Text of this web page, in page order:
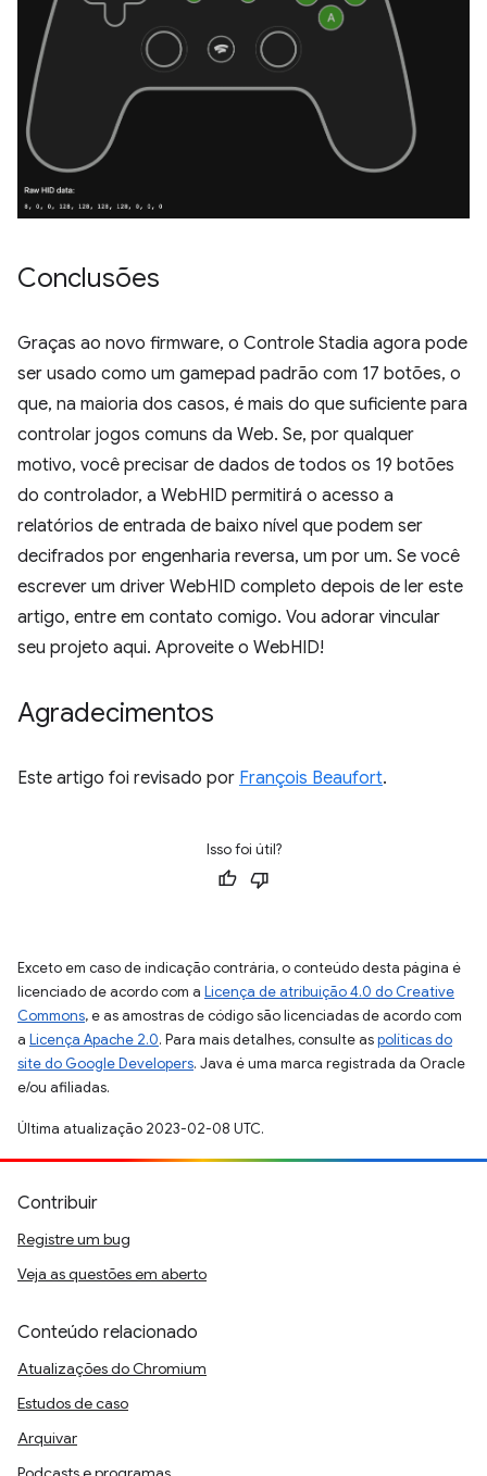
Conclusões
Graças ao novo firmware, o Controle Stadia agora pode
ser usado como um gamepad padrão com 17 botões, o
que, na maioria dos casos, é mais do que suficiente para
controlar jogos comuns da Web. Se, por qualquer
motivo, você precisar de dados de todos os 19 botões
do controlador, a WebHID permitirá o acesso a
relatórios de entrada de baixo nível que podem ser
decifrados por engenharia reversa, um por um. Se você
escrever um driver WebHID completo depois de ler este
artigo, entre em contato comigo. Vou adorar vincular
seu projeto aqui. Aproveite o WebHID!
Agradecimentos
Este artigo foi revisado por François Beaufort.
Isso foi útil?
Exceto em caso de indicação contrária, o conteúdo desta página é
licenciado de acordo com a Licença de atribuição 4.0 do Creative
Commons, e as amostras de código são licenciadas de acordo com
a Licença Apache 2.0. Para mais detalhes, consulte aspolíticas do
site do Google Developers. Java é uma marca registrada da Oracle
e/ou afiliadas.
Última atualização 2023-02-08 UTC.
Contribuir
Registre um bug
Veja as questões em aberto
Conteúdo relacionado
Atualizações do Chromium
Estudos de caso
Arquivar